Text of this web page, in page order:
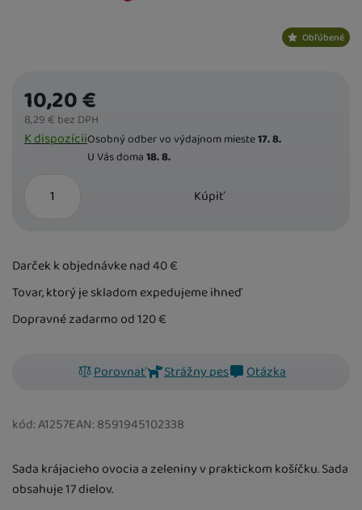
kód:A1257EAN: 8591945102338
Sada krájacieho ovocia a zeleniny v praktickom košíčku. Sada
obsahuje 17 dielov.
Dostupnost
K dispozíciiOsobný odber vo výdajnom mieste17. 8.
U Vás doma18. 8.
10,20€
8,29€ bez DPH
Kúpiť
Darček k objednávke nad 40€
Tovar, ktorý je skladom expedujeme ihneď
Dopravné zadarmo od 120€
Porovnať Strážny pes Otázka
Obľúbené